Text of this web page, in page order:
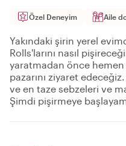
Özel Deneyim Aile
Yakındaki şirin yerel
Rolls'larını nasıl
yaratmadan önce hemen
pazarını ziyaret
ve en taze sebzeleri ve
Şimdi pişirmeye